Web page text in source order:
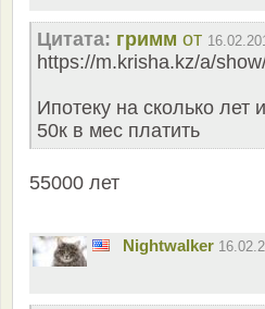
Цитата: гримм от
https://m.krisha.kz/a/
Ипотеку на сколько лет
50к в мес платить
55000 лет
Nightwalker